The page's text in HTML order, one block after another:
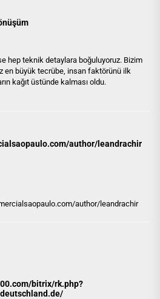
hep teknik detaylara boğuluyoruz. Bizim
en büyük tecrübe, insan faktörünü ilk
kağıt üstünde kalması oldu.
author/leandrachir
author/leandrachir
bitrix/rk.php?